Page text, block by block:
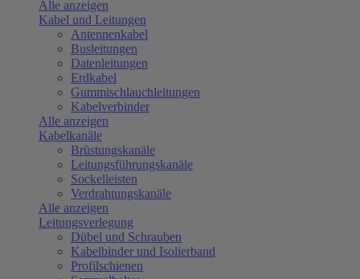
Alle anzeigen
Kabel und Leitungen
Antennenkabel
Busleitungen
Datenleitungen
Erdkabel
Gummischlauchleitungen
Kabelverbinder
Alle anzeigen
Kabelkanäle
Brüstungskanäle
Leitungsführungskanäle
Sockelleisten
Verdrahtungskanäle
Alle anzeigen
Leitungsverlegung
Dübel und Schrauben
Kabelbinder und Isolierband
Profilschienen